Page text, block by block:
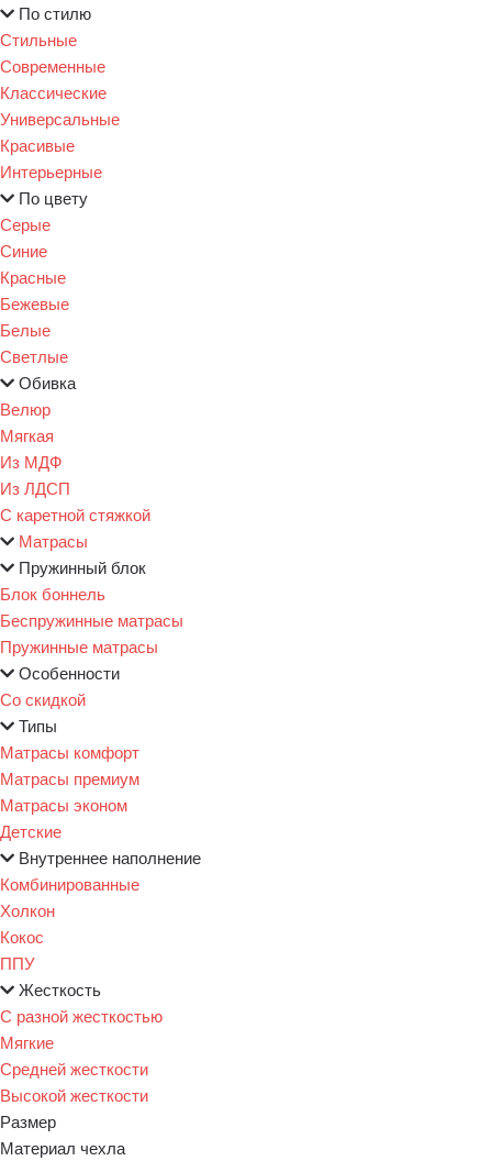
По стилю
Стильные
Современные
Классические
Универсальные
Красивые
Интерьерные
По цвету
Серые
Синие
Красные
Бежевые
Белые
Светлые
Обивка
Велюр
Мягкая
Из МДФ
Из ЛДСП
С каретной стяжкой
Матрасы
Пружинный блок
Блок боннель
Беспружинные матрасы
Пружинные матрасы
Особенности
Со скидкой
Типы
Матрасы комфорт
Матрасы премиум
Матрасы эконом
Детские
Внутреннее наполнение
Комбинированные
Холкон
Кокос
ППУ
Жесткость
С разной жесткостью
Мягкие
Средней жесткости
Высокой жесткости
Размер
Материал чехла